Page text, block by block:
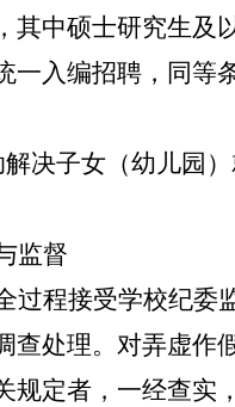
其中硕士研究生及
一入编招聘，同等
解决子女（幼儿园
监督
过程接受学校纪委
查处理。对弄虚作
规定者，一经查实